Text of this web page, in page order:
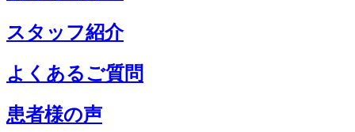
スタッフ紹介
よくあるご質問
患者様の声